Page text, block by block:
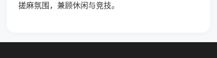
搓麻氛围，兼顾休闲与竞技。